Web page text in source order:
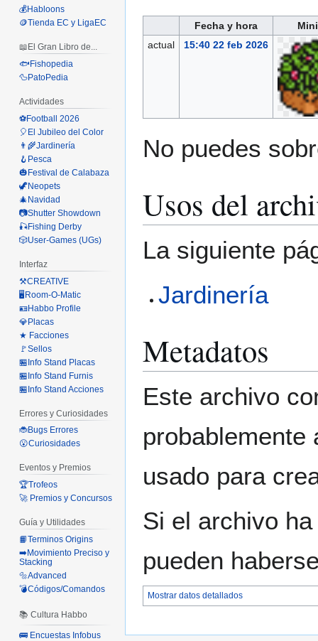
Fecha y hora
actual
15:40 22 feb 2026
No puedes
Usos del
La siguiente
Jardinería
Metadatos
Este archivo
probablemente
usado para
Si el archivo
pueden
Mostrar datos detallados
💰Habloons
🪙Tienda EC y LigaEC
📖El Gran Libro de...
🐟Fishopedia
🦆PatoPedia
Actividades
⚽Football 2026
🎈El Jubileo del Color
👨‍🌾Jardinería
🪝Pesca
🎃Festival de Calabaza
🦖Neopets
🎄Navidad
📷Shutter Showdown
🎣Fishing Derby
🎲User-Games (UGs)
Interfaz
⚒️CREATIVE
🖥️Room-O-Matic
🪪Habbo Profile
💎Placas
★ Facciones
🚩Sellos
🏪Info Stand Placas
🏪Info Stand Furnis
🏪Info Stand Acciones
Errores y Curiosidades
🐞Bugs Errores
😮Curiosidades
Eventos y Premios
🏆Trofeos
🚀 Premios y Concursos
Guía y Utilidades
📙Terminos Origins
➡️Movimiento Preciso y
Stacking
🔩Advanced
💣Códigos/Comandos
📚 Cultura Habbo
🚌 Encuestas Infobus